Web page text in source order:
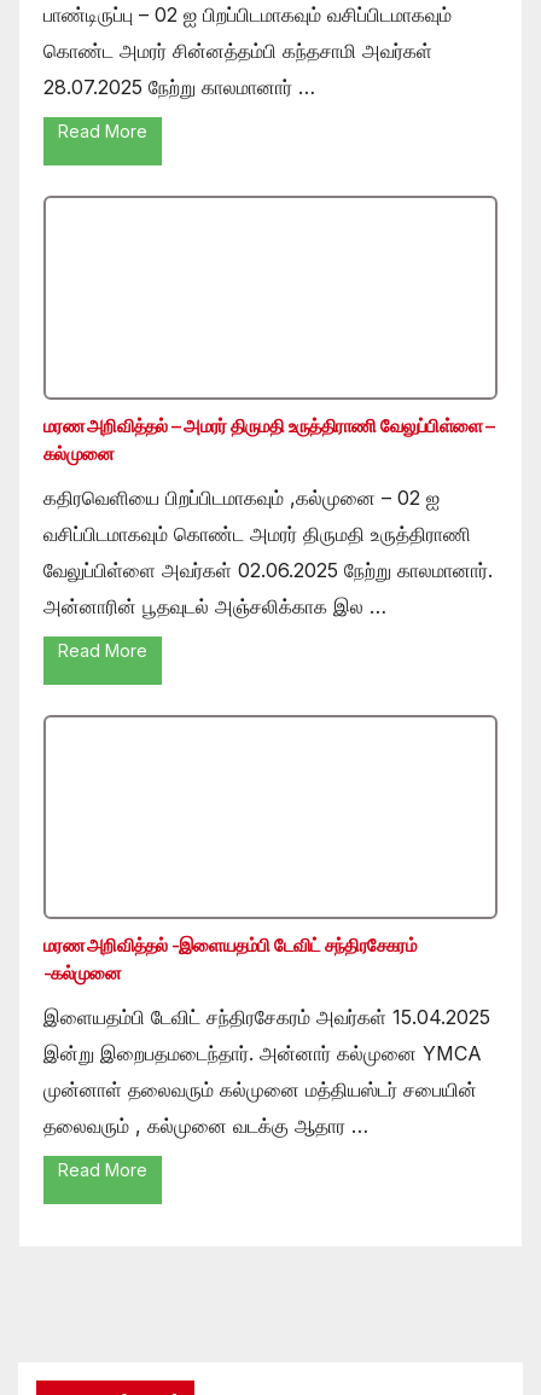
பாண்டிருப்பு – 02 ஐ பிறப்பிடமாகவும் வசிப்பிடமாகவும்
கொண்ட அமரர் சின்னத்தம்பி கந்தசாமி அவர்கள்
28.07.2025 நேற்று காலமானார் …
Read More
மரண அறிவித்தல் – அமரர் திருமதி உருத்திராணி வேலுப்பிள்ளை –
கல்முனை
கதிரவெளியை பிறப்பிடமாகவும் ,கல்முனை – 02 ஐ
வசிப்பிடமாகவும் கொண்ட அமரர் திருமதி உருத்திராணி
வேலுப்பிள்ளை அவர்கள் 02.06.2025 நேற்று காலமானார்.
அன்னாரின் பூதவுடல் அஞ்சலிக்காக இல …
Read More
மரண அறிவித்தல் -இளையதம்பி டேவிட் சந்திரசேகரம்
-கல்முனை
இளையதம்பி டேவிட் சந்திரசேகரம் அவர்கள் 15.04.2025
இன்று இறைபதமடைந்தார். அன்னார் கல்முனை YMCA
முன்னாள் தலைவரும் கல்முனை மத்தியஸ்டர் சபையின்
தலைவரும் , கல்முனை வடக்கு ஆதார …
Read More